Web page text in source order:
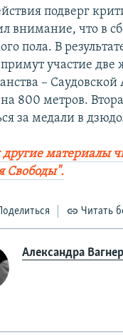
подверг
внимание, что в
пола. В
участие
–
на 800 метров.
за медали в
другие материалы
Свободы".
Поделиться Читать
Александра Вагнер